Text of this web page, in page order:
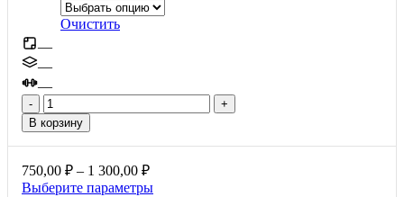
Очистить
—
—
—
Количество
товара
Квадрат
большой,
40мм
В корзину
750,00 ₽ – 1 300,00 ₽Диапазон
цен:
Выберите параметрыЭтот